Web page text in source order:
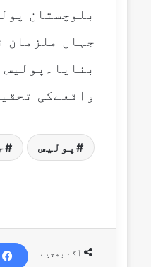
بلوچستان
جہاں ملزمان
واقعےکی
پولیس
آگے بھجیے